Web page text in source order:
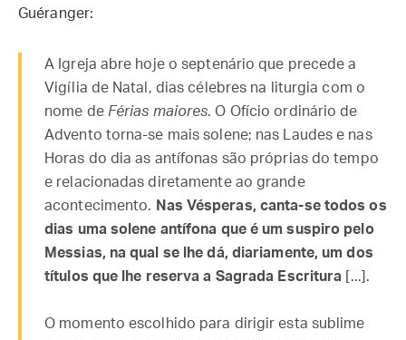
Guéranger:
A Igreja abre hoje o septenário que precede a
Vigília de Natal, dias célebres na liturgia com o
nome de Férias maiores. O Ofício ordinário de
Advento torna-se mais solene; nas Laudes e nas
Horas do dia as antífonas são próprias do tempo
e relacionadas diretamente ao grande
acontecimento. Nas Vésperas, canta-se todos os
dias uma solene antífona que é um suspiro pelo
Messias, na qual se lhe dá, diariamente, um dos
títulos que lhe reserva a Sagrada Escritura [...].
O momento escolhido para dirigir esta sublime